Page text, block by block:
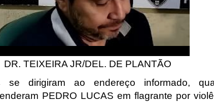
DR. TEIXEIRA JR/DEL. DE PLANTÃO
se dirigiram ao endereço informado,
PEDRO LUCAS em flagrante por